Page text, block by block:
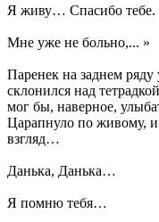
Я живу… Спасибо тебе.
Мне уже не больно,... »
Паренек на заднем
склонился над
мог бы, наверное,
Царапнуло по живому, и
взгляд…
Данька, Данька…
Я помню тебя…